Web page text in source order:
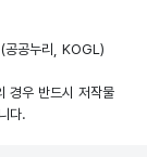
(공공누리, KOGL)
경우 반드시 저작물
다.